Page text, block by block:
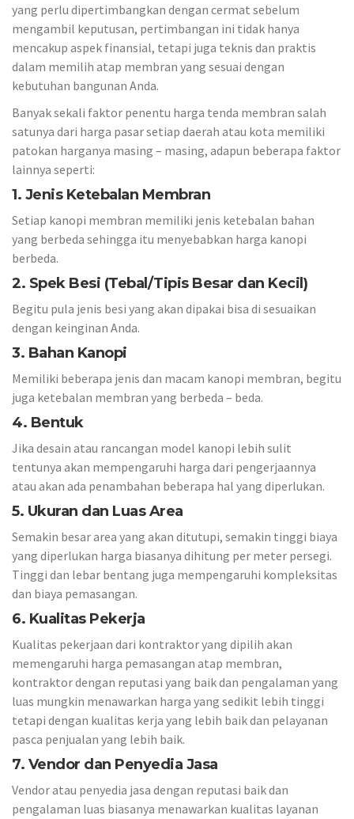
yang perlu dipertimbangkan dengan cermat sebelum
mengambil keputusan, pertimbangan ini tidak hanya
mencakup aspek finansial, tetapi juga teknis dan praktis
dalam memilih atap membran yang sesuai dengan
kebutuhan bangunan Anda.
Banyak sekali faktor penentu harga tenda membran salah
satunya dari harga pasar setiap daerah atau kota memiliki
patokan harganya masing – masing, adapun beberapa faktor
lainnya seperti:
1. Jenis Ketebalan Membran
Setiap kanopi membran memiliki jenis ketebalan bahan
yang berbeda sehingga itu menyebabkan harga kanopi
berbeda.
2. Spek Besi (Tebal/Tipis Besar dan Kecil)
Begitu pula jenis besi yang akan dipakai bisa di sesuaikan
dengan keinginan Anda.
3. Bahan Kanopi
Memiliki beberapa jenis dan macam kanopi membran, begitu
juga ketebalan membran yang berbeda – beda.
4. Bentuk
Jika desain atau rancangan model kanopi lebih sulit
tentunya akan mempengaruhi harga dari pengerjaannya
atau akan ada penambahan beberapa hal yang diperlukan.
5. Ukuran dan Luas Area
Semakin besar area yang akan ditutupi, semakin tinggi biaya
yang diperlukan harga biasanya dihitung per meter persegi.
Tinggi dan lebar bentang juga mempengaruhi kompleksitas
dan biaya pemasangan.
6. Kualitas Pekerja
Kualitas pekerjaan dari kontraktor yang dipilih akan
memengaruhi harga pemasangan atap membran,
kontraktor dengan reputasi yang baik dan pengalaman yang
luas mungkin menawarkan harga yang sedikit lebih tinggi
tetapi dengan kualitas kerja yang lebih baik dan pelayanan
pasca penjualan yang lebih baik.
7. Vendor dan Penyedia Jasa
Vendor atau penyedia jasa dengan reputasi baik dan
pengalaman luas biasanya menawarkan kualitas layanan